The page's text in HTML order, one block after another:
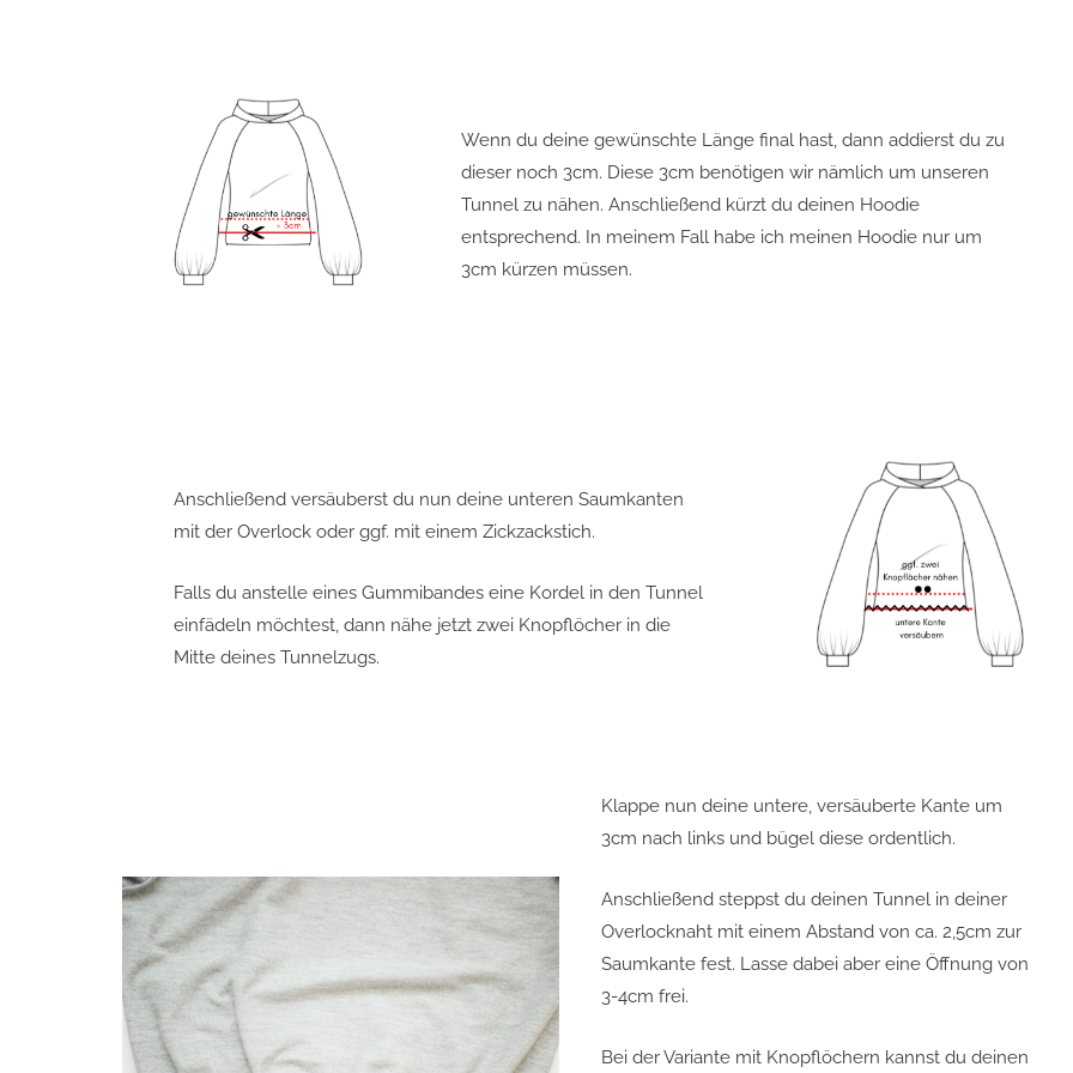
Wenn du deine gewünschte Länge final hast, dann addierst du zu
dieser noch 3cm. Diese 3cm benötigen wir nämlich um unseren
Tunnel zu nähen. Anschließend kürzt du deinen Hoodie
entsprechend. In meinem Fall habe ich meinen Hoodie nur um
3cm kürzen müssen.
Anschließend versäuberst du nun deine unteren Saumkanten
mit der Overlock oder ggf. mit einem Zickzackstich.
Falls du anstelle eines Gummibandes eine Kordel in den Tunnel
einfädeln möchtest, dann nähe jetzt zwei Knopflöcher in die
Mitte deines Tunnelzugs.
Klappe nun deine untere, versäuberte Kante um
3cm nach links und bügel diese ordentlich.
Anschließend steppst du deinen Tunnel in deiner
Overlocknaht mit einem Abstand von ca. 2,5cm zur
Saumkante fest. Lasse dabei aber eine Öffnung von
3-4cm frei.
Bei der Variante mit Knopflöchern kannst du deinen